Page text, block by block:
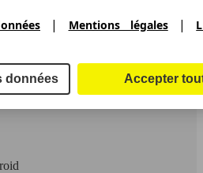
| Mentions légales|
données Accepter